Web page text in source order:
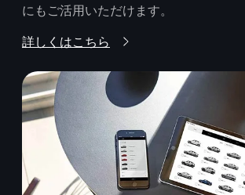
にもご活用いただけます。
詳しくはこちら